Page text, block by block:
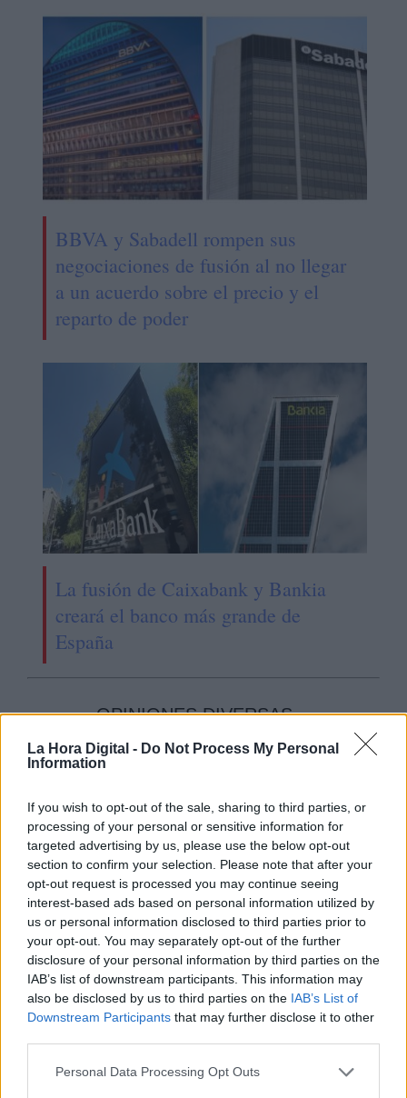
La Hora Digital - Do Not Process My Personal
Information
If you wish to opt-out of the sale, sharing to third parties, or
processing of your personal or sensitive information for
targeted advertising by us, please use the below opt-out
section to confirm your selection. Please note that after your
opt-out request is processed you may continue seeing
interest-based ads based on personal information utilized by
us or personal information disclosed to third parties prior to
your opt-out. You may separately opt-out of the further
disclosure of your personal information by third parties on the
IAB’s list of downstream participants. This information may
also be disclosed by us to third parties on the IAB’s List of
Downstream Participants that may further disclose it to other
Personal Data Processing Opt Outs
BBVA y Sabadell rompen sus
negociaciones de fusión al no llegar
a un acuerdo sobre el precio y el
reparto de poder
La fusión de Caixabank y Bankia
creará el banco más grande de
España
OPINIONES DIVERSAS
una tercera guerra mundial?
Por
Geopolítica de Crisis
Suelta y confía
Por María Comesaña
Votantes y votados
Por Juan Manuel Beltrán
Un Nuevo Orden Autoritario